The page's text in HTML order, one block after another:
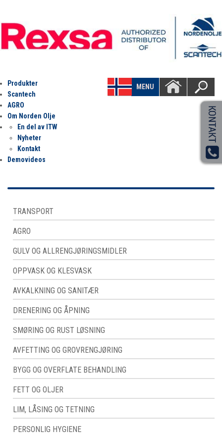
MENU
Produkter
Scantech
AGRO
Om Norden Olje
En del av ITW
Nyheter
Kontakt
Demovideos
TRANSPORT
AGRO
GULV OG ALLRENGJØRINGSMIDLER
OPPVASK OG KLESVASK
AVKALKNING OG SANITÆR
DRENERING OG ÅPNING
SMØRING OG RUST LØSNING
AVFETTING OG GROVRENGJØRING
BYGG OG OVERFLATE BEHANDLING
FETT OG OLJER
LIM, LÅSING OG TETNING
PERSONLIG HYGIENE